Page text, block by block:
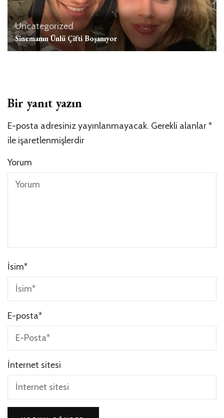
Uncategorized
Sinemanın Ünlü Çifti Boşanıyor
Bir yanıt yazın
E-posta adresiniz yayınlanmayacak. Gerekli alanlar*
ile işaretlenmişlerdir
Yorum
İsim*
E-posta*
İnternet sitesi